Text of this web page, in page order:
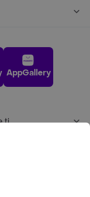
AppGallery
ti